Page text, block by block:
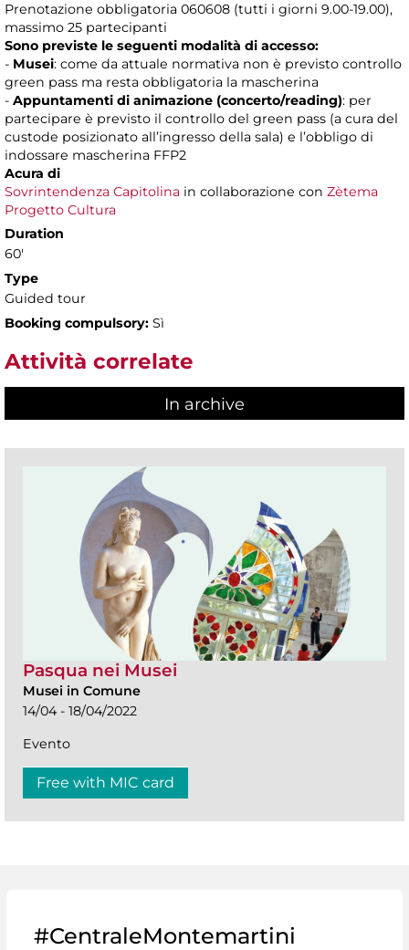
Prenotazione obbligatoria 060608 (tutti i giorni 9.00-19.00),
massimo 25 partecipanti
Sono previste le seguenti modalità di accesso:
- Musei: come da attuale normativa non è previsto controllo
green pass ma resta obbligatoria la mascherina
- Appuntamenti di animazione (concerto/reading): per
partecipare è previsto il controllo del green pass (a cura del
custode posizionato all’ingresso della sala) e l’obbligo di
indossare mascherina FFP2
Acura di
Sovrintendenza Capitolina in collaborazione con Zètema
Progetto Cultura
Duration
60'
Type
Guided tour
Booking compulsory: Sì
Attività correlate
In archive
Pasqua nei Musei
Musei in Comune
14/04 - 18/04/2022
Evento
Free with MIC card
#CentraleMontemartini